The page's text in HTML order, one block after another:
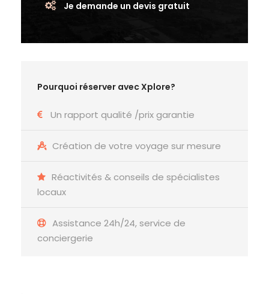
Je demande un devis gratuit
Pourquoi réserver avec Xplore?
Un rapport qualité /prix garantie
Création de votre voyage sur mesure
Réactivités & conseils de spécialistes
locaux
Assistance 24h/24, service de
conciergerie